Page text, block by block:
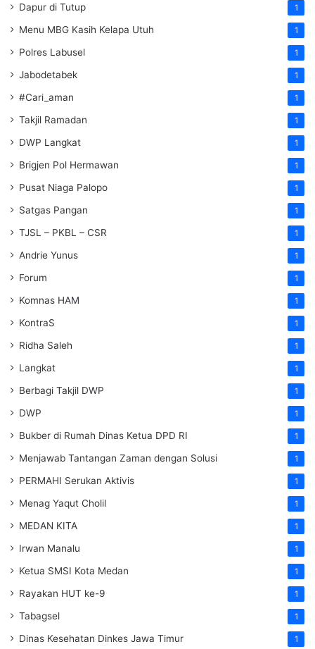
Dapur di Tutup 1
Menu MBG Kasih Kelapa Utuh 1
Polres Labusel 1
Jabodetabek 1
#Cari_aman 1
Takjil Ramadan 1
DWP Langkat 1
Brigjen Pol Hermawan 1
Pusat Niaga Palopo 1
Satgas Pangan 1
TJSL – PKBL – CSR 1
Andrie Yunus 1
Forum 1
Komnas HAM 1
KontraS 1
Ridha Saleh 1
Langkat 1
Berbagi Takjil DWP 1
DWP 1
Bukber di Rumah Dinas Ketua DPD RI 1
Menjawab Tantangan Zaman dengan Solusi 1
PERMAHI Serukan Aktivis 1
Menag Yaqut Cholil 1
MEDAN KITA 1
Irwan Manalu 1
Ketua SMSI Kota Medan 1
Rayakan HUT ke-9 1
Tabagsel 1
Dinas Kesehatan Dinkes Jawa Timur 1